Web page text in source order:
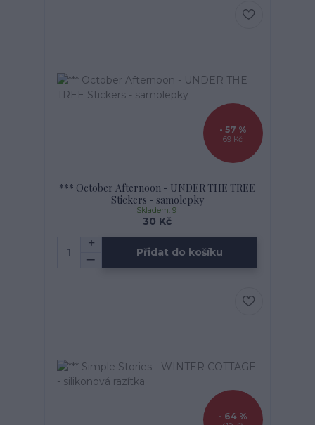
69 Kč
- 57 %
*** October Afternoon - UNDER THE TREE
Stickers - samolepky
30 Kč
Skladem: 9
Přidat do košíku
- 64 %